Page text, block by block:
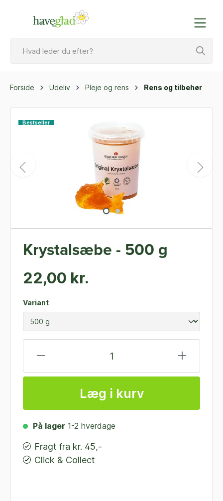
Forside Udeliv Pleje og rens Rens og tilbehør
Bestseller
Krystalsæbe - 500 g
22,00 kr.
Variant
Læg i kurv
På lager 1-2 hverdage
Fragt fra kr. 45,-
Click & Collect